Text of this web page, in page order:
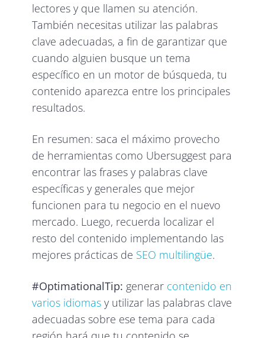
lectores y que llamen su atención.
También necesitas utilizar las palabras
clave adecuadas, a fin de garantizar que
cuando alguien busque un tema
específico en un motor de búsqueda, tu
contenido aparezca entre los principales
resultados.
En resumen: saca el máximo provecho
de herramientas como Ubersuggest para
encontrar las frases y palabras clave
específicas y generales que mejor
funcionen para tu negocio en el nuevo
mercado. Luego, recuerda localizar el
resto del contenido implementando las
mejores prácticas de SEO multilingüe.
#OptimationalTip: generar contenido en
varios idiomas y utilizar las palabras clave
adecuadas sobre ese tema para cada